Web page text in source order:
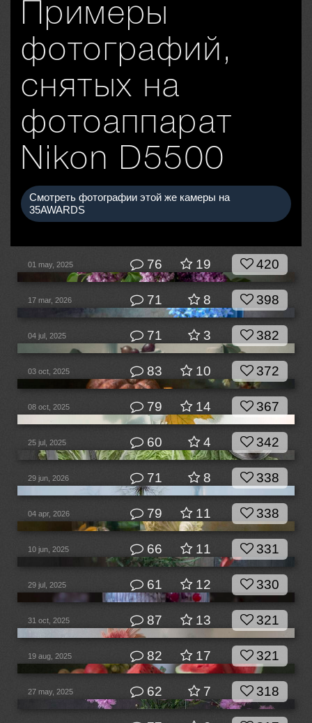
Примеры
фотографий,
снятых на
фотоаппарат
Nikon D5500
Смотреть фотографии этой же камеры на
35AWARDS
01 may, 2025 76 19 420
17 mar, 2026 71 8 398
04 jul, 2025 71 3 382
03 oct, 2025 83 10 372
08 oct, 2025 79 14 367
25 jul, 2025 60 4 342
29 jun, 2026 71 8 338
04 apr, 2026 79 11 338
10 jun, 2025 66 11 331
29 jul, 2025 61 12 330
31 oct, 2025 87 13 321
19 aug, 2025 82 17 321
27 may, 2025 62 7 318